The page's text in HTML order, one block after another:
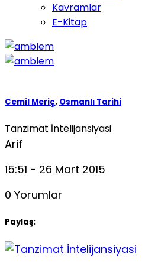
Kavramlar
E-Kitap
Cemil Meriç, Osmanlı Tarihi
Tanzimat İntelijansiyasi
Arif
15:51 - 26 Mart 2015
0 Yorumlar
Paylaş: